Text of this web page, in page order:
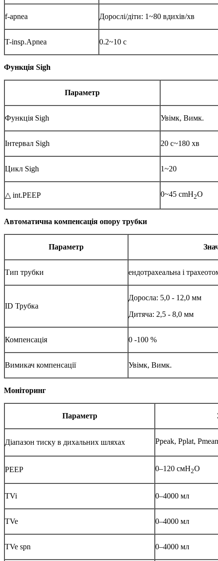
f-apnea Дорослі/діти: 1~80 вдихів/хв
T-insp.Apnea 0.2~10 с
Функція Sigh
Параметр
Функція Sigh Увімк, Вимк.
Інтервал Sigh 20 с~180 хв
Цикл Sigh 1~20
△ int.PEEP 0~45 cmH2O
Автоматична компенсація опору трубки
Параметр
Тип трубки ендотрахеальна і
ID Трубка
Доросла: 5,0 - 12,0 мм
Дитяча: 2,5 - 8,0 мм
Компенсація 0 -100 %
Вимикач компенсації Увімк, Вимк.
Моніторинг
Параметр
Діапазон тиску в дихальних шляхах Ppeak, Pplat,
PEEP 0–120 cмH2O
TVi 0–4000 мл
TVe 0–4000 мл
TVe spn 0–4000 мл